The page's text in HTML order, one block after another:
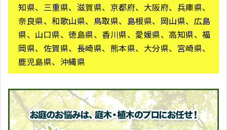
知県、三重県、滋賀県、京都府、大阪府、兵庫県、
奈良県、和歌山県、鳥取県、島根県、岡山県、広島
県、山口県、徳島県、香川県、愛媛県、高知県、福
岡県、佐賀県、長崎県、熊本県、大分県、宮崎県、
鹿児島県、沖縄県